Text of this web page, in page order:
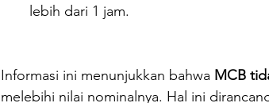
lebih dari 1 jam.
Informasi ini menunjukkan bahwa MCB
melebihi nilai nominalnya. Hal ini